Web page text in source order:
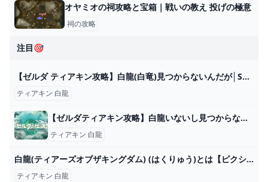
オヤミオの祠攻略と宝箱｜戦いの教え 投げの極意
祠の攻略
注目🎯
【ゼルダ ティアキン攻略】白龍(白竜)見つからないんだが│SWITCH速報
ティアキン 白龍
【ゼルダティアキン攻略】白龍いないし見つからない。一周と復活の周期。 – ゲーム攻略のかけら
ティアキン 白龍
白龍(ティアーズオブザキングダム) (はくりゅう)とは【ピクシブ百科事典】
ティアキン 白龍